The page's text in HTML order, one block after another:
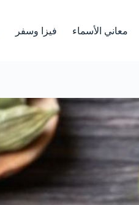
معاني الأسماء فيزا وسفر